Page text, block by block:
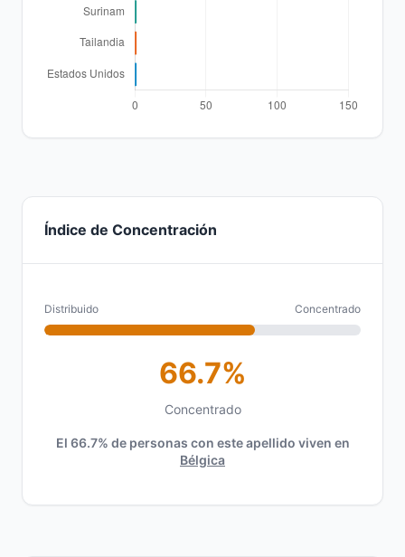
Índice de Concentración
Distribuido Concentrado
66.7%
Concentrado
El 66.7% de personas con este apellido viven en
Bélgica